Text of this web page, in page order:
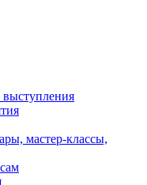
мастер-классы,